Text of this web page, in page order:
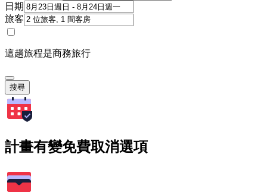
日期
旅客
這趟旅程是商務旅行
搜尋
計畫有變免費取消選項